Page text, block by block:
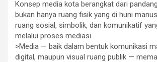
Konsep media kota berangkat dari
bukan hanya ruang fisik yang di huni
ruang sosial, simbolik, dan komunikatif
melalui proses mediasi.
>Media — baik dalam bentuk komunikasi
digital, maupun visual ruang publik —